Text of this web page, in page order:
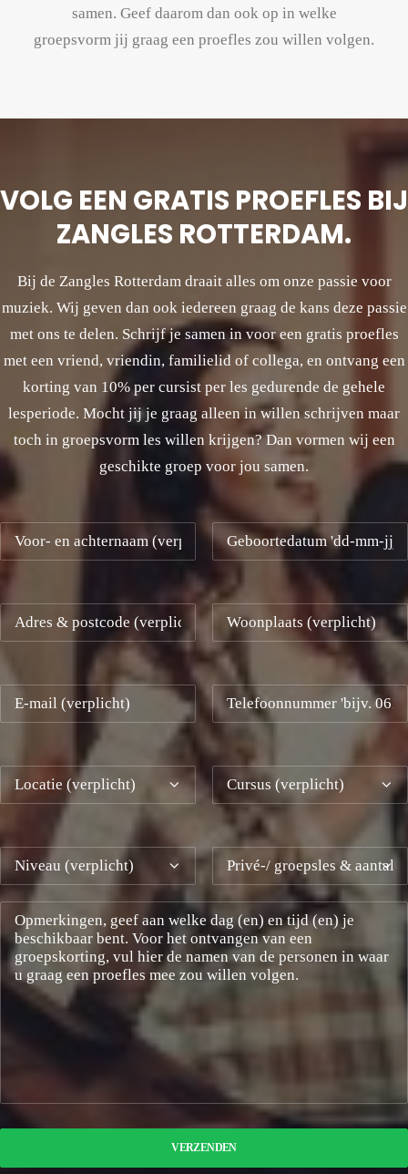
samen. Geef daarom dan ook op in welke
groepsvorm jij graag een proefles zou willen volgen.
VOLG EEN GRATIS PROEFLES BIJ
ZANGLES ROTTERDAM.
Bij de Zangles Rotterdam draait alles om onze passie voor
muziek. Wij geven dan ook iedereen graag de kans deze passie
met ons te delen. Schrijf je samen in voor een gratis proefles
met een vriend, vriendin, familielid of collega, en ontvang een
korting van 10% per cursist per les gedurende de gehele
lesperiode. Mocht jij je graag alleen in willen schrijven maar
toch in groepsvorm les willen krijgen? Dan vormen wij een
geschikte groep voor jou samen.